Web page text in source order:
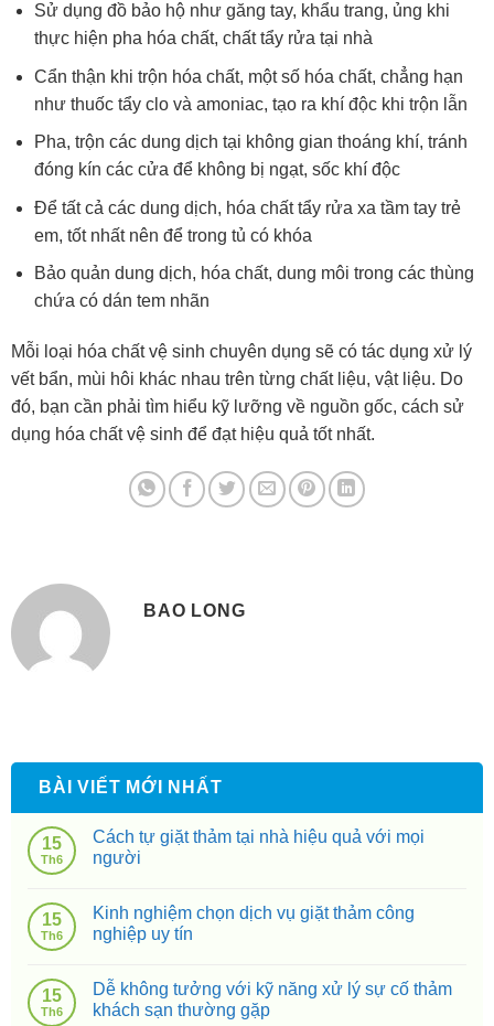
Sử dụng đồ bảo hộ như găng tay, khẩu trang, ủng khi
thực hiện pha hóa chất, chất tẩy rửa tại nhà
Cẩn thận khi trộn hóa chất, một số hóa chất, chẳng hạn
như thuốc tẩy clo và amoniac, tạo ra khí độc khi trộn lẫn
Pha, trộn các dung dịch tại không gian thoáng khí, tránh
đóng kín các cửa để không bị ngạt, sốc khí độc
Để tất cả các dung dịch, hóa chất tẩy rửa xa tầm tay trẻ
em, tốt nhất nên để trong tủ có khóa
Bảo quản dung dịch, hóa chất, dung môi trong các thùng
chứa có dán tem nhãn
Mỗi loại hóa chất vệ sinh chuyên dụng sẽ có tác dụng xử lý
vết bẩn, mùi hôi khác nhau trên từng chất liệu, vật liệu. Do
đó, bạn cần phải tìm hiểu kỹ lưỡng về nguồn gốc, cách sử
dụng hóa chất vệ sinh để đạt hiệu quả tốt nhất.
BAO LONG
BÀI VIẾT MỚI NHẤT
15
Th6
Cách tự giặt thảm tại nhà hiệu quả với mọi
người
15
Th6
Kinh nghiệm chọn dịch vụ giặt thảm công
nghiệp uy tín
15
Th6
Dễ không tưởng với kỹ năng xử lý sự cố thảm
khách sạn thường gặp